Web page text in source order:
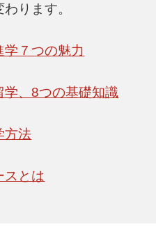
ります。
学７つの魅力
学、8つの基礎知識
方法
スとは